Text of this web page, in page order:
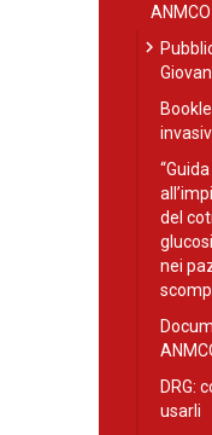
ANMCO
chevron_right
del
nei
DRG:
usarli